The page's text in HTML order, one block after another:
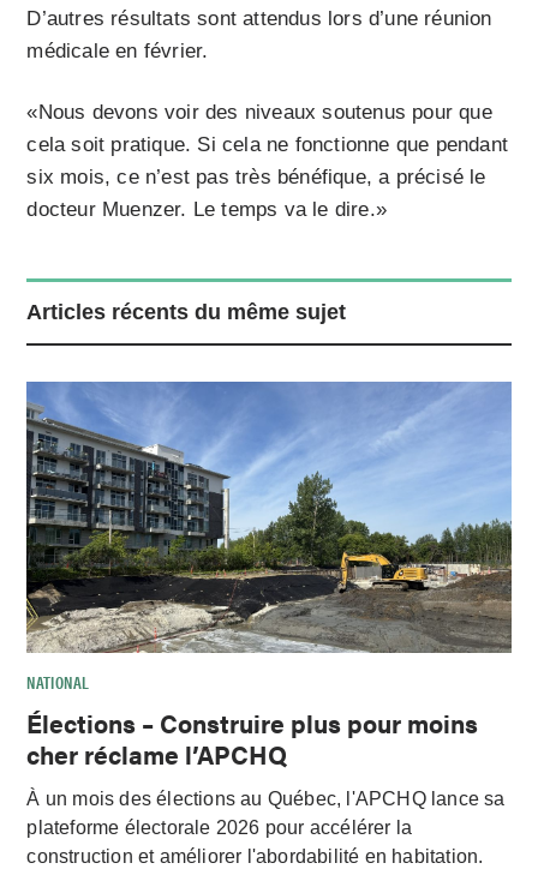
D’autres résultats sont attendus lors d’une réunion
médicale en février.
«Nous devons voir des niveaux soutenus pour que
cela soit pratique. Si cela ne fonctionne que pendant
six mois, ce n’est pas très bénéfique, a précisé le
docteur Muenzer. Le temps va le dire.»
Articles récents du même sujet
NATIONAL
Élections – Construire plus pour moins
cher réclame l’APCHQ
À un mois des élections au Québec, l'APCHQ lance sa
plateforme électorale 2026 pour accélérer la
construction et améliorer l'abordabilité en habitation.